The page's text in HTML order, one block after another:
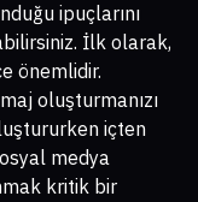
ipuçlarını
İlk olarak,
önemlidir.
oluşturmanızı
içten
medya
kritik bir